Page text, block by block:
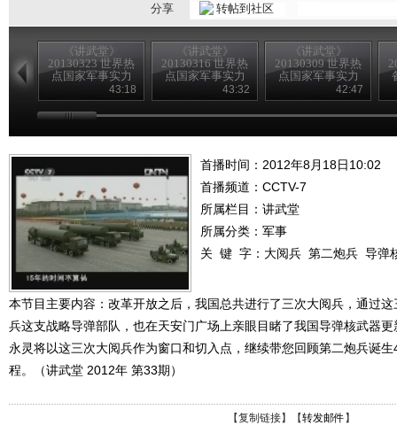
分享
转帖到社区
《讲武堂》
20130323 世界热
点国家军事实力
扫描之三崛起的
印度军力
43:18
《讲武堂》
20130316 世界热
点国家军事实力
扫描之二 躁动的
日本军力
43:32
《讲武堂》
20130309 世界热
点国家军事实力
扫描之一潜在的
韩国军力
42:47
首播时间：2012年8月18日10:02
首播频道： CCTV-7
所属栏目： 讲武堂
所属分类：军事
关 键 字： 大阅兵 第二炮兵 导弹
本节目主要内容：改革开放之后，我国总共进行了三次大阅兵，通过
兵这支战略导弹部队，也在天安门广场上亲眼目睹了我国导弹核武器
永灵将以这三次大阅兵作为窗口和切入点，继续带您回顾第二炮兵诞
程。（讲武堂 2012年 第33期）
【复制链接】【转发邮件 】